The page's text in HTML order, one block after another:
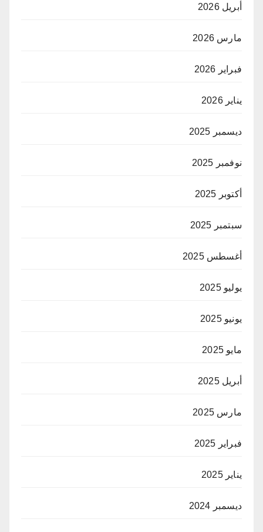
أبريل 2026
مارس 2026
فبراير 2026
يناير 2026
ديسمبر 2025
نوفمبر 2025
أكتوبر 2025
سبتمبر 2025
أغسطس 2025
يوليو 2025
يونيو 2025
مايو 2025
أبريل 2025
مارس 2025
فبراير 2025
يناير 2025
ديسمبر 2024